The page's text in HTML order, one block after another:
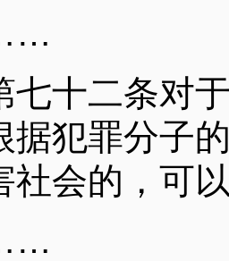
二条对于
据犯罪分子
社会的，可